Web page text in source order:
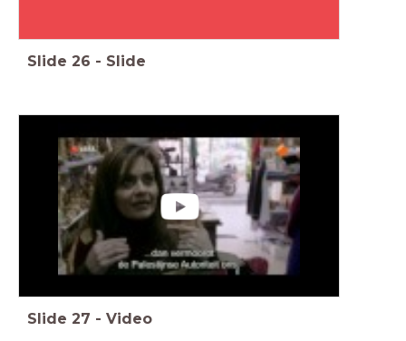
Slide 26 - Slide
Slide 27 - Video